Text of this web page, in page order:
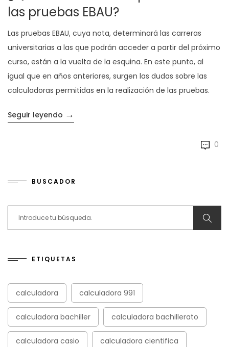
las pruebas EBAU?
Las pruebas EBAU, cuya nota, determinará las carreras
universitarias a las que podrán acceder a partir del próximo
curso, están a la vuelta de la esquina. En este punto, al
igual que en años anteriores, surgen las dudas sobre las
calculadoras permitidas en la realización de las pruebas.
Seguir leyendo «¿Qué calculadora se permite en las
→
0
BUSCADOR
ETIQUETAS
calculadora calculadora 991
calculadora bachiller calculadora bachillerato
calculadora casio calculadora cientifica